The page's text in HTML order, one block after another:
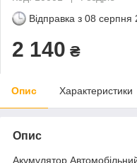
Відправка з 08 серпня
2 140 ₴
Опис Характеристики
Опис
Акумулятор